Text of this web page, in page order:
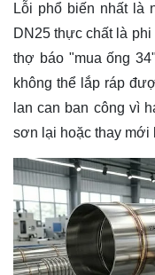
Lỗi phổ biến nhất là
DN25 thực chất là
thợ báo "mua ống
không thể lắp ráp
lan can ban công vì
sơn lại hoặc thay mới